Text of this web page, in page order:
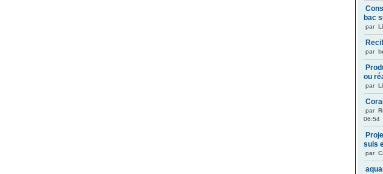
bac
par
par
ou
par
par
06:54
suis
par